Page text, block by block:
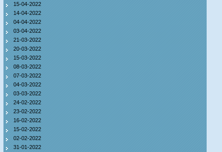
15-04-2022
14-04-2022
04-04-2022
03-04-2022
21-03-2022
20-03-2022
15-03-2022
08-03-2022
07-03-2022
04-03-2022
03-03-2022
24-02-2022
23-02-2022
16-02-2022
15-02-2022
02-02-2022
31-01-2022